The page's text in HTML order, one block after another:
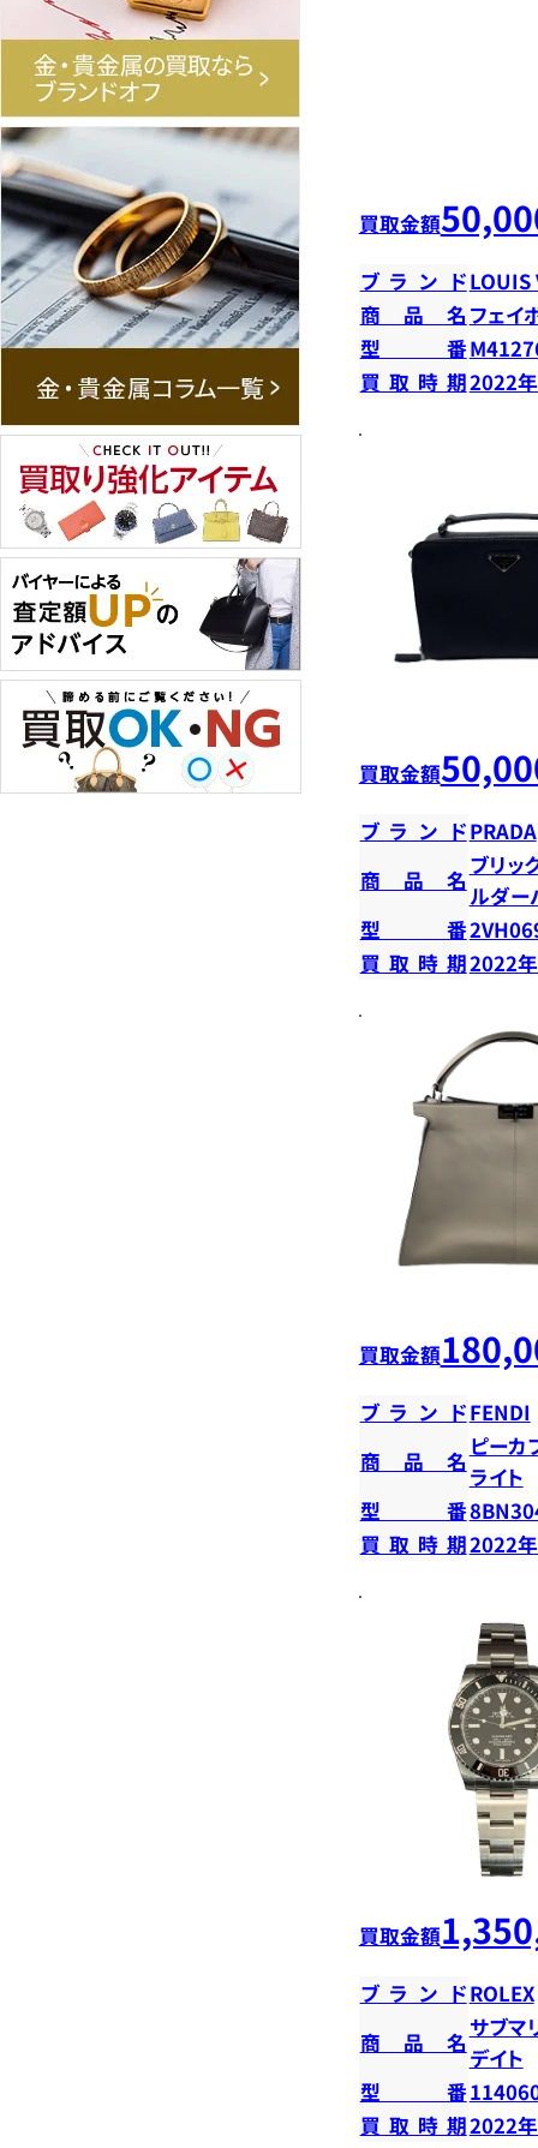
買取金額
ブランドLOUIS
商品名 フェイ
型番
買取時期2022
買取金額
ブランドPRADA
商品名
ブリッ
ルダー
型番
買取時期2022
買取金額
ブランドFENDI
商品名
ピーカ
ライト
型番
買取時期2022
買取金額
ブランドROLEX
商品名
サブ
デイト
型番
買取時期2022